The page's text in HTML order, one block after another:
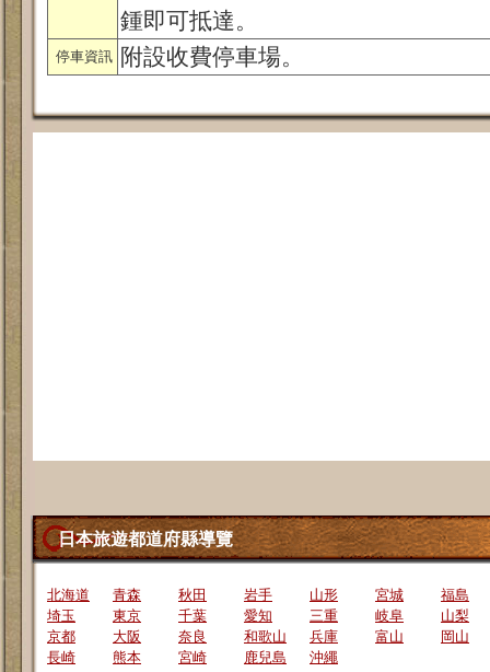
鍾即可抵達。
停車資訊 附設收費停車場。
日本旅遊都道府縣導覽
北海道 青森 秋田 岩手 山形 宮城
福島
埼玉
東京 千葉 愛知 三重 岐阜
山梨
京都
大阪 奈良 和歌山 兵庫 富山
岡山
長崎
熊本 宮崎 鹿兒島 沖繩